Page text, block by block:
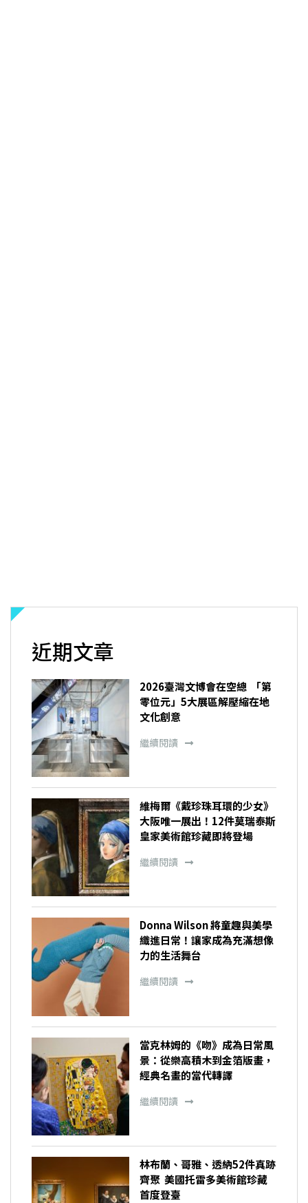
近期文章
2026臺灣文博會在空總 「第
零位元」5大展區解壓縮在地
文化創意
繼續閱讀
維梅爾《戴珍珠耳環的少女》
大阪唯一展出！12件莫瑞泰斯
皇家美術館珍藏即將登場
繼續閱讀
Donna Wilson 將童趣與美學
織進日常！讓家成為充滿想像
力的生活舞台
繼續閱讀
當克林姆的《吻》成為日常風
景：從樂高積木到金箔版畫，
經典名畫的當代轉譯
繼續閱讀
林布蘭、哥雅、透納52件真跡
齊聚 美國托雷多美術館珍藏
首度登臺